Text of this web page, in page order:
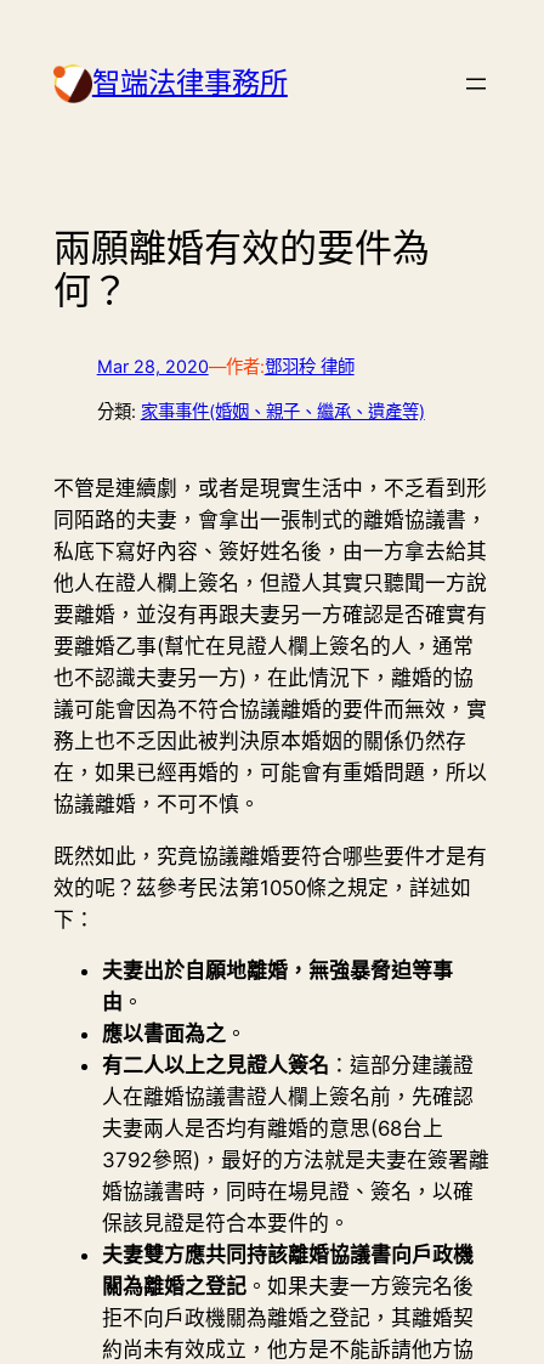
content 智端法律事務所
兩願離婚有效的要件為
何？
Mar 28, 2020—作者:鄧羽秢 律師
分類: 家事事件(婚姻、親子、繼承、遺產等)
不管是連續劇，或者是現實生活中，不乏看到形
同陌路的夫妻，會拿出一張制式的離婚協議書，
私底下寫好內容、簽好姓名後，由一方拿去給其
他人在證人欄上簽名，但證人其實只聽聞一方說
要離婚，並沒有再跟夫妻另一方確認是否確實有
要離婚乙事(幫忙在見證人欄上簽名的人，通常
也不認識夫妻另一方)，在此情況下，離婚的協
議可能會因為不符合協議離婚的要件而無效，實
務上也不乏因此被判決原本婚姻的關係仍然存
在，如果已經再婚的，可能會有重婚問題，所以
協議離婚，不可不慎。
既然如此，究竟協議離婚要符合哪些要件才是有
效的呢？茲參考民法第1050條之規定，詳述如
下：
夫妻出於自願地離婚，無強暴脅迫等事
由 。
應以書面為之。
有二人以上之見證人簽名 ：這部分建議證
人在離婚協議書證人欄上簽名前，先確認
夫妻兩人是否均有離婚的意思(68台上
3792參照)，最好的方法就是夫妻在簽署離
婚協議書時，同時在場見證、簽名，以確
保該見證是符合本要件的。
夫妻雙方應共同持該離婚協議書向戶政機
關為離婚之登記。如果夫妻一方簽完名後
拒不向戶政機關為離婚之登記，其離婚契
約尚未有效成立，他方是不能訴請他方協